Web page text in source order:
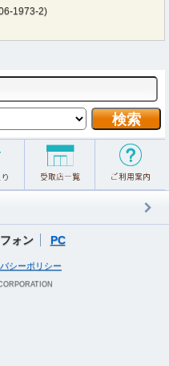
1973-2)
ォン PC
シーポリシー